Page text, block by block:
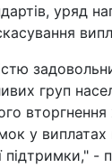
уряд
груп
у виплатах
підтримки," -